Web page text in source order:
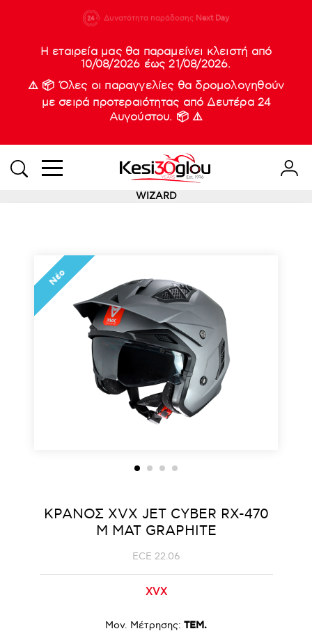
933
Δυνατότητα παράδοσης Next Day
Νέες
Η εταιρεία μας θα παραμείνει κλειστή από
10/08/2026 έως 21/08/2026.
⚠️ 📦 Όλες οι παραγγελίες θα δρομολογηθούν
με σειρά προτεραιότητας από Δευτέρα 24
Αυγούστου. 📦 ⚠️
WIZARD
Νέο
ΚΡΑΝΟΣ ΧVΧ JET CYBER RX-470
M ΜΑΤ GRAPHITE
ECE 22.06
XVX
Μον. Μέτρησης: ΤΕΜ.